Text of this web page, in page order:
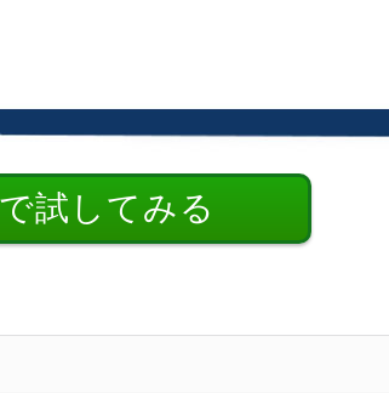
試してみる